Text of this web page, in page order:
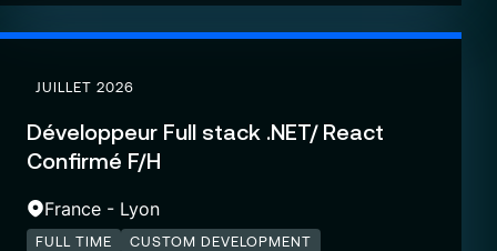
JUILLET 2026
Développeur Full stack .NET/ React
Confirmé F/H
France - Lyon
FULL TIME CUSTOM DEVELOPMENT